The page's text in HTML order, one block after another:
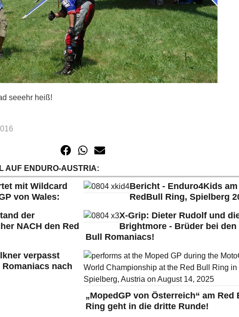
seeehr heiß!
AUF ENDURO-AUSTRIA:
mit Wildcard
von Wales:
Bericht - Enduro4Kids am
RedBull Ring, Spielberg
der
NACH den Red
X-Grip: Dieter Rudolf und
Brightmore - Brüder bei den
Bull Romaniacs!
verpasst
nach
„MopedGP von Österreich“ am Red
Ring geht in die dritte Runde!